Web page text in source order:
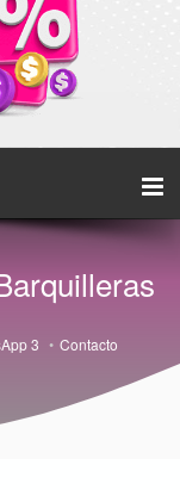
3 Contacto